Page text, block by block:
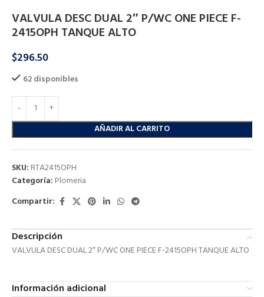
VALVULA DESC DUAL 2″ P/WC ONE PIECE F-
2415OPH TANQUE ALTO
$296.50
62 disponibles
AÑADIR AL CARRITO
SKU: RTA2415OPH
Categoría: Plomeria
Compartir:
Descripción
VALVULA DESC DUAL 2″ P/WC ONE PIECE F-2415OPH TANQUE ALTO
Información adicional